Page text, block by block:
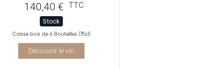
140,40€ TTC
Stock
Caisse bois de 6 Bouteilles (75cl)
Découvrir le vin